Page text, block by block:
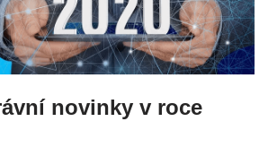
novinky v roce